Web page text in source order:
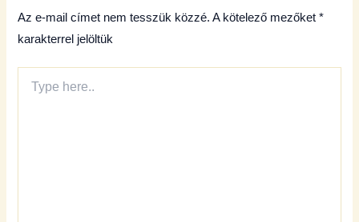
Az e-mail címet nem tesszük közzé. A kötelező mezőket*
karakterrel jelöltük
here..